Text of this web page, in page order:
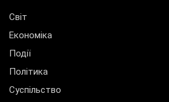
Світ
Економіка
Події
Політика
Суспільство